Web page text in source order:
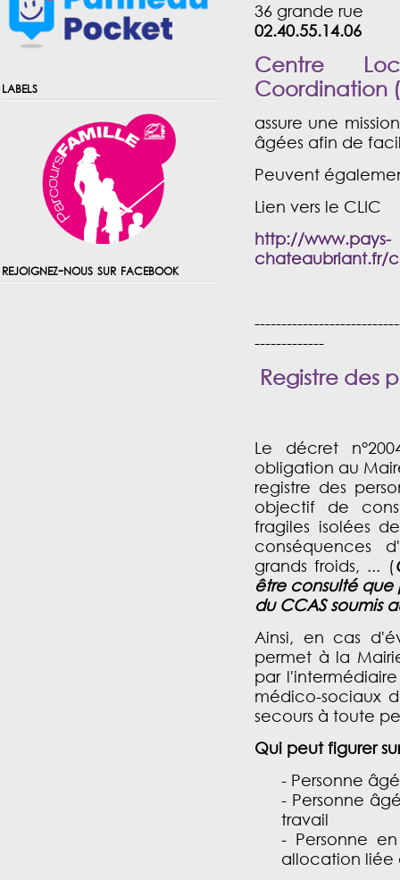
labels
rejoignez-nous sur facebook
36 grande rue
02.40.55.14.06
Centre
Coordination
assure une
âgées afin de
Peuvent
Lien vers le CLIC
http://www.pays-
chateaubriant.fr/
-------------
Registre des
Le décret
obligation au
registre des
objectif de
fragiles isolées
conséquences
grands froids, ... (
être consulté que
du CCAS soumis
Ainsi, en cas
permet à la
par
médico-sociaux
secours à toute
Qui peut figurer
- Personne
- Personne
travail
- Personne
allocation liée